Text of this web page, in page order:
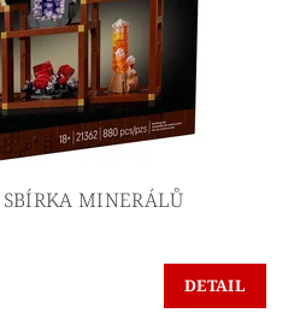
MINERÁLŮ
DETAIL